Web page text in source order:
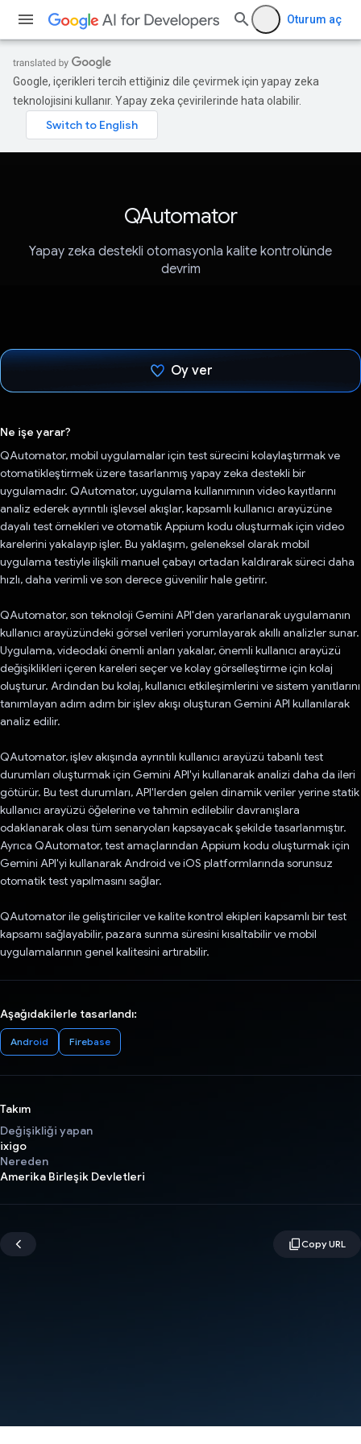
Oturum aç
Google, içerikleri tercih ettiğiniz dile çevirmek için yapay zeka
teknolojisini kullanır. Yapay zeka çevirilerinde hata olabilir.
QAutomator
Yapay zeka destekli otomasyonla kalite kontrolünde
devrim
Oy ver
Ne işe yarar?
QAutomator, mobil uygulamalar için test sürecini kolaylaştırmak ve
otomatikleştirmek üzere tasarlanmış yapay zeka destekli bir
uygulamadır. QAutomator, uygulama kullanımının video kayıtlarını
analiz ederek ayrıntılı işlevsel akışlar, kapsamlı kullanıcı arayüzüne
dayalı test örnekleri ve otomatik Appium kodu oluşturmak için video
karelerini yakalayıp işler. Bu yaklaşım, geleneksel olarak mobil
uygulama testiyle ilişkili manuel çabayı ortadan kaldırarak süreci daha
hızlı, daha verimli ve son derece güvenilir hale getirir.
QAutomator, son teknoloji Gemini API'den yararlanarak uygulamanın
kullanıcı arayüzündeki görsel verileri yorumlayarak akıllı analizler sunar.
Uygulama, videodaki önemli anları yakalar, önemli kullanıcı arayüzü
değişiklikleri içeren kareleri seçer ve kolay görselleştirme için kolaj
oluşturur. Ardından bu kolaj, kullanıcı etkileşimlerini ve sistem yanıtlarını
tanımlayan adım adım bir işlev akışı oluşturan Gemini API kullanılarak
analiz edilir.
QAutomator, işlev akışında ayrıntılı kullanıcı arayüzü tabanlı test
durumları oluşturmak için Gemini API'yi kullanarak analizi daha da ileri
götürür. Bu test durumları, API'lerden gelen dinamik veriler yerine statik
kullanıcı arayüzü öğelerine ve tahmin edilebilir davranışlara
odaklanarak olası tüm senaryoları kapsayacak şekilde tasarlanmıştır.
Ayrıca QAutomator, test amaçlarından Appium kodu oluşturmak için
Gemini API'yi kullanarak Android ve iOS platformlarında sorunsuz
otomatik test yapılmasını sağlar.
QAutomator ile geliştiriciler ve kalite kontrol ekipleri kapsamlı bir test
kapsamı sağlayabilir, pazara sunma süresini kısaltabilir ve mobil
uygulamalarının genel kalitesini artırabilir.
Aşağıdakilerle tasarlandı:
Android Firebase
Takım
Değişikliği yapan
ixigo
Nereden
Amerika Birleşik Devletleri